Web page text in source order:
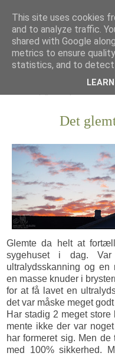
Det
Glemte da helt at
sygehuset i dag.
ultralydsskanning og en
en masse knuder i
for at få lavet en
det var måske meget
Har stadig 2 meget
mente ikke der var
har formeret sig. Men
med 100% sikkerhed.
This site uses cookies
and to analyze traffic.
shared with Google
metrics to ensure
statistics, and to detect